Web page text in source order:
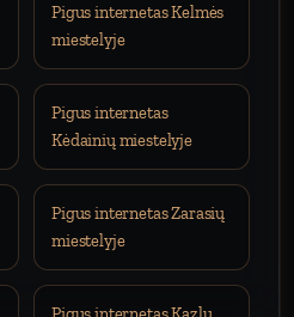
Pigus internetas Kelmės
miestelyje
Pigus internetas
Kėdainių miestelyje
Pigus internetas Zarasių
miestelyje